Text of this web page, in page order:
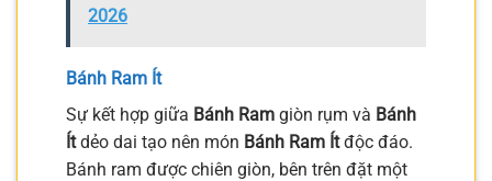
2026
Bánh Ram Ít
Sự kết hợp giữa Bánh Ram giòn rụm và Bánh
Ítdẻo dai tạo nên món Bánh Ram Ítđộc đáo.
Bánh ram được chiên giòn, bên trên đặt một